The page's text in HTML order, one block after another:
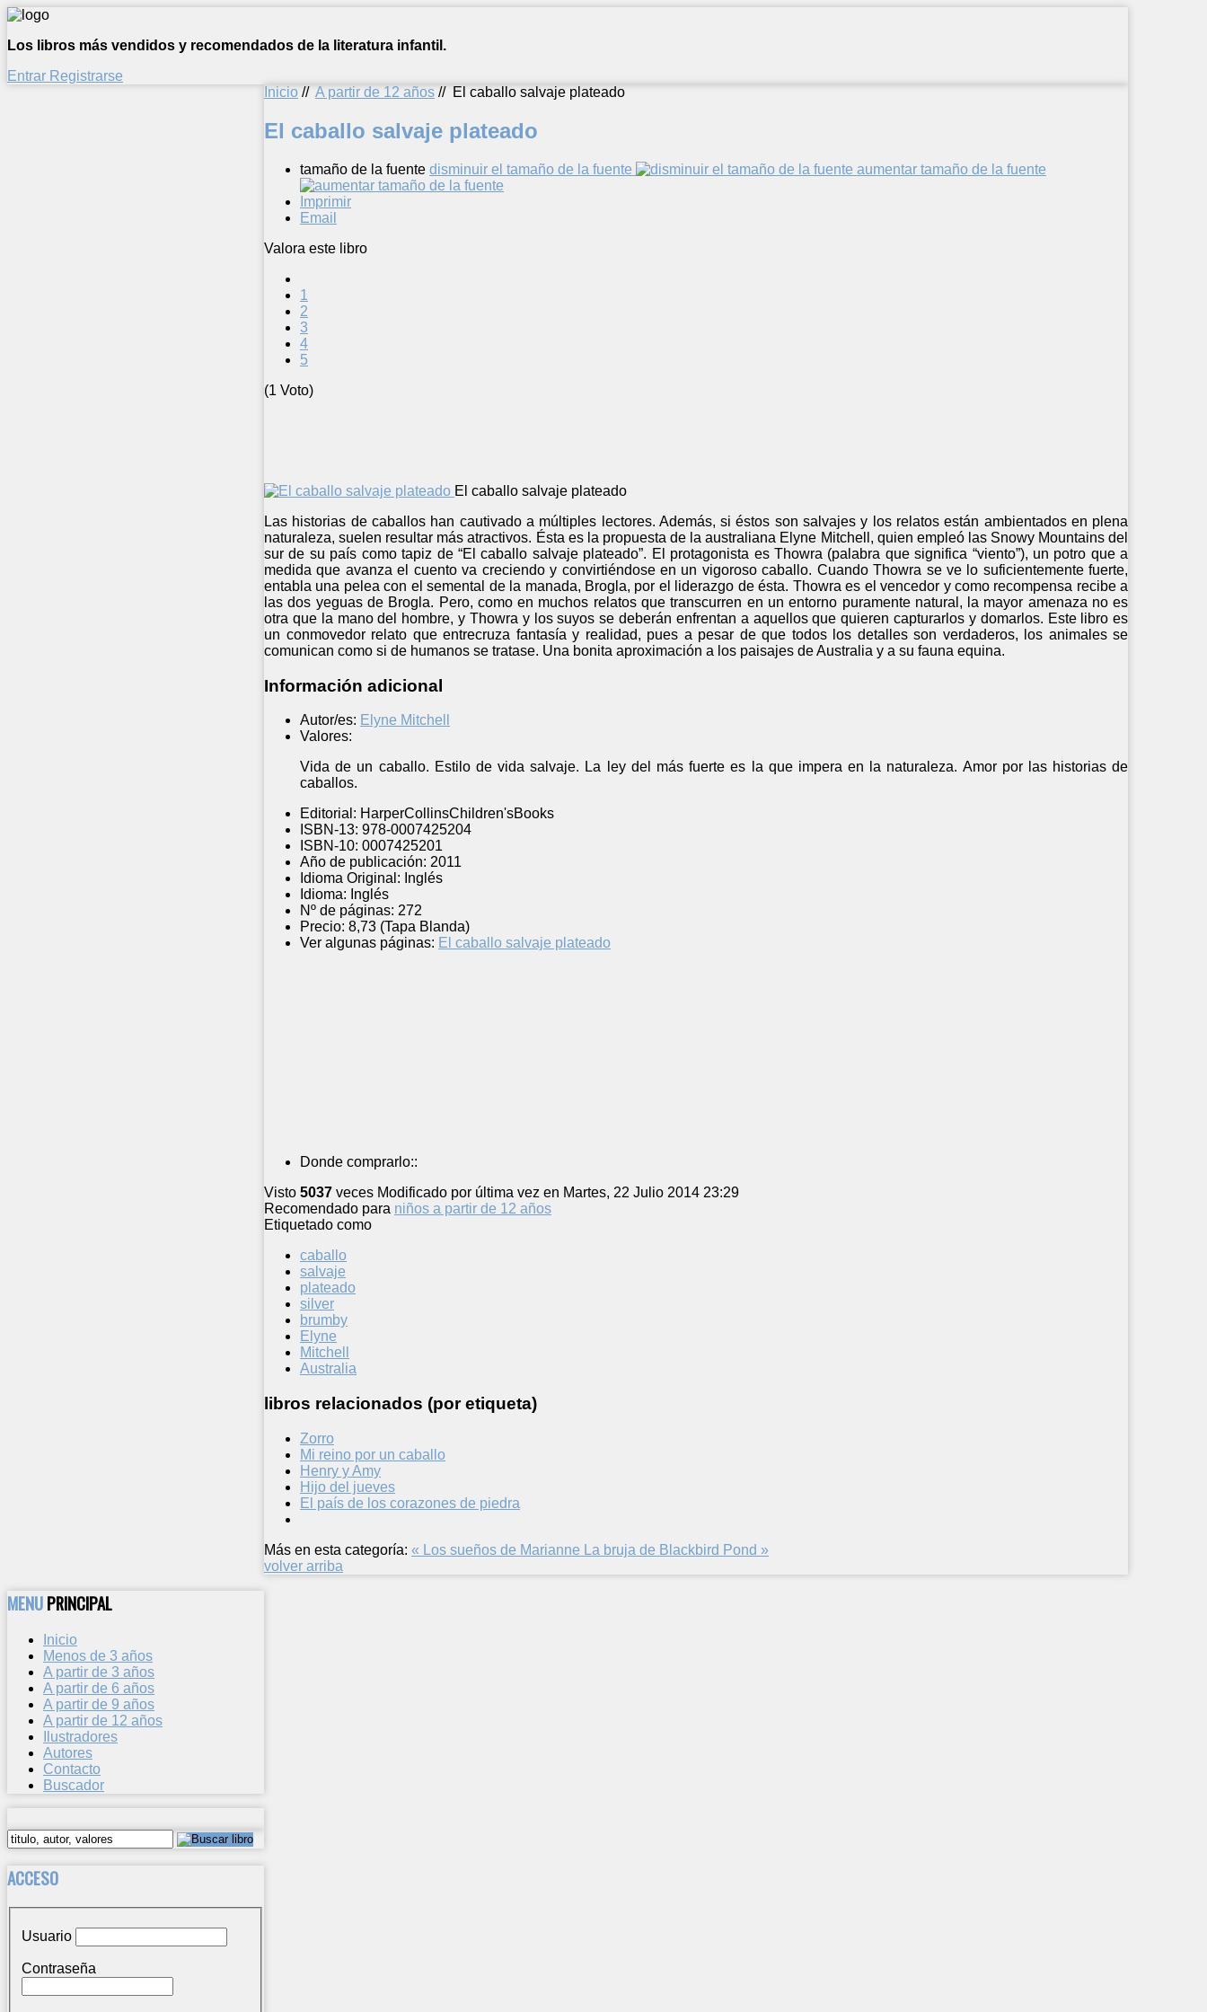
Los libros más vendidos y recomendados de la literatura infantil.
Entrar Registrarse
Inicio // A partir de 12 años // El caballo salvaje plateado
El caballo salvaje plateado
tamaño de la fuente disminuir el tamaño de la fuente aumentar tamaño de la fuente
Imprimir
Email
Valora este libro
1
2
3
4
5
(1 Voto)
El caballo salvaje plateado
Las historias de caballos han cautivado a múltiples lectores. Además, si éstos son salvajes y los relatos están ambientados en plena
naturaleza, suelen resultar más atractivos. Ésta es la propuesta de la australiana Elyne Mitchell, quien empleó las Snowy Mountains del
sur de su país como tapiz de “El caballo salvaje plateado”. El protagonista es Thowra (palabra que significa “viento”), un potro que a
medida que avanza el cuento va creciendo y convirtiéndose en un vigoroso caballo. Cuando Thowra se ve lo suficientemente fuerte,
entabla una pelea con el semental de la manada, Brogla, por el liderazgo de ésta. Thowra es el vencedor y como recompensa recibe a
las dos yeguas de Brogla. Pero, como en muchos relatos que transcurren en un entorno puramente natural, la mayor amenaza no es
otra que la mano del hombre, y Thowra y los suyos se deberán enfrentan a aquellos que quieren capturarlos y domarlos. Este libro es
un conmovedor relato que entrecruza fantasía y realidad, pues a pesar de que todos los detalles son verdaderos, los animales se
comunican como si de humanos se tratase. Una bonita aproximación a los paisajes de Australia y a su fauna equina.
Información adicional
Autor/es: Elyne Mitchell
Valores:
Vida de un caballo. Estilo de vida salvaje. La ley del más fuerte es la que impera en la naturaleza. Amor por las historias de
caballos.
Editorial: HarperCollinsChildren'sBooks
ISBN-13: 978-0007425204
ISBN-10: 0007425201
Año de publicación: 2011
Idioma Original: Inglés
Idioma: Inglés
Nº de páginas: 272
Precio: 8,73 (Tapa Blanda)
Ver algunas páginas: El caballo salvaje plateado
Donde comprarlo::
Visto 5037 veces Modificado por última vez en Martes, 22 Julio 2014 23:29
Recomendado para niños a partir de 12 años
Etiquetado como
caballo
salvaje
plateado
silver
brumby
Elyne
Mitchell
Australia
libros relacionados (por etiqueta)
Zorro
Mi reino por un caballo
Henry y Amy
Hijo del jueves
El país de los corazones de piedra
Más en esta categoría: « Los sueños de Marianne La bruja de Blackbird Pond »
volver arriba
MENUPRINCIPAL
Inicio
Menos de 3 años
A partir de 3 años
A partir de 6 años
A partir de 9 años
A partir de 12 años
Ilustradores
Autores
Contacto
Buscador
ACCESO
Usuario
Contraseña